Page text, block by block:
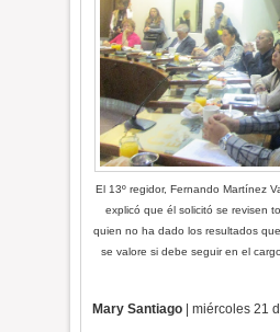
El 13º regidor, Fernando Martínez
explicó que él solicitó se revisen
quien no ha dado los resultados
se valore si debe seguir en el
Mary Santiago | miércoles 21